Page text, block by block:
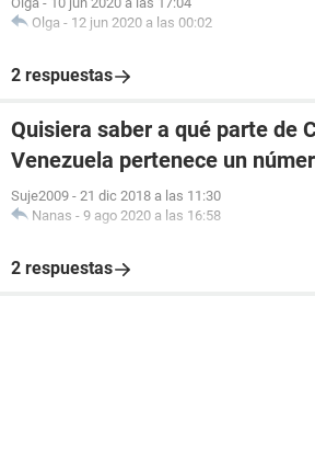
Olga - 12 jun 2020 a las 00:02
2 respuestas
Quisiera saber a qué parte de
Venezuela pertenece un
Suje2009 - 21 dic 2018 a las 11:30
Nanas - 9 ago 2020 a las 16:58
2 respuestas